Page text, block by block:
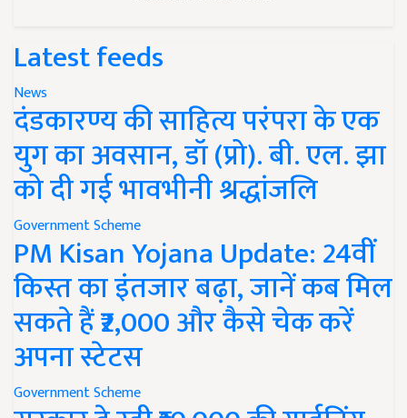
Latest feeds
News
दंडकारण्य की साहित्य परंपरा के एक
युग का अवसान, डॉ (प्रो). बी. एल. झा
को दी गई भावभीनी श्रद्धांजलि
Government Scheme
PM Kisan Yojana Update: 24वीं
किस्त का इंतजार बढ़ा, जानें कब मिल
सकते हैं ₹2,000 और कैसे चेक करें
अपना स्टेटस
Government Scheme